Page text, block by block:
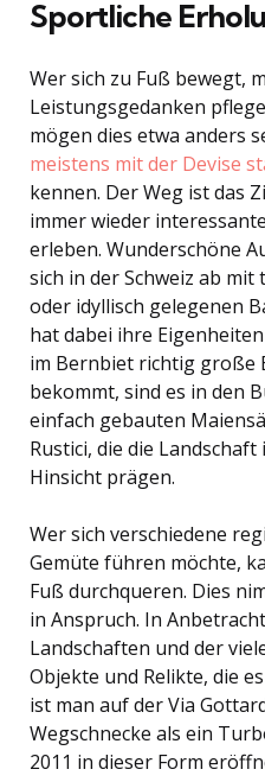
Sportliche
Wer sich zu Fuß bewegt,
Leistungsgedanken
mögen dies etwa anders
meistens mit der Devise
kennen. Der Weg ist das
immer wieder
erleben. Wunderschöne
sich in der Schweiz ab
oder idyllisch gelegenen
hat dabei ihre
im Bernbiet richtig große
bekommt, sind es in den
einfach gebauten
Rustici, die die
Hinsicht prägen.
Wer sich verschiedene
Gemüte führen möchte,
Fuß durchqueren. Dies
in Anspruch. In
Landschaften und der
Objekte und Relikte, die
ist man auf der Via
Wegschnecke als ein
2011 in dieser Form